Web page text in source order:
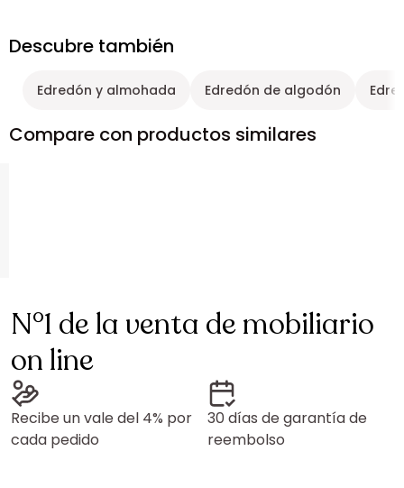
Descubre también
Edredón y almohada Edredón de algodón
Compare con productos similares
N°1 de la venta de mobiliario
on line
Recibe un vale del 4% por
cada pedido
30 días de garantía de
reembolso